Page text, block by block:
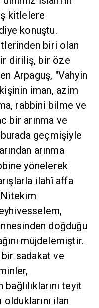
kitlelere
konuştu.
biri olan
diriliş, bir öze
Arpaguş, "Vahyin
iman, azim
rabbini bilme ve
bir arınma ve
burada geçmişiyle
arınma
yönelerek
ilahî affa
Nitekim
doğduğu
müjdelemiştir.
sadakat ve
teyit
ilan